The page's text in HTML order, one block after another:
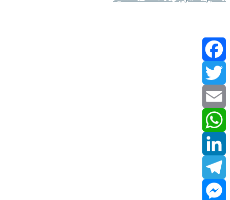
Facebook
Twitter
Email
WhatsApp
LinkedIn
Telegram